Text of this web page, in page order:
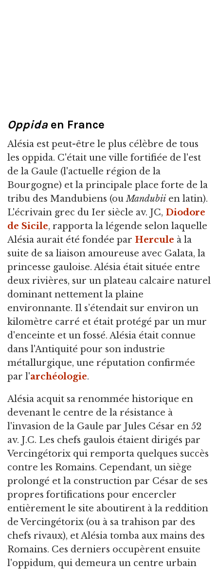
Oppidaen France
Alésia est peut-être le plus célèbre de tous
les oppida. C'était une ville fortifiée de l'est
de la Gaule (l'actuelle région de la
Bourgogne) et la principale place forte de la
tribu des Mandubiens (ouMandubii en latin).
L'écrivain grec du Ier siècle av. JC, Diodore
de Sicile, rapporta la légende selon laquelle
Alésia aurait été fondée par Hercule à la
suite de sa liaison amoureuse avec Galata, la
princesse gauloise. Alésia était située entre
deux rivières, sur un plateau calcaire naturel
dominant nettement la plaine
environnante. Il s’étendait sur environ un
kilomètre carré et était protégé par un mur
d'enceinte et un fossé. Alésia était connue
dans l'Antiquité pour son industrie
métallurgique, une réputation confirmée
par l'archéologie.
Alésia acquit sa renommée historique en
devenant le centre de la résistance à
l'invasion de la Gaule par Jules César en 52
av. J.C. Les chefs gaulois étaient dirigés par
Vercingétorix qui remporta quelques succès
contre les Romains. Cependant, un siège
prolongé et la construction par César de ses
propres fortifications pour encercler
entièrement le site aboutirent à la reddition
de Vercingétorix (ou à sa trahison par des
chefs rivaux), et Alésia tomba aux mains des
Romains. Ces derniers occupèrent ensuite
l'oppidum, qui demeura un centre urbain